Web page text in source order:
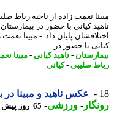
نعمت زاده از ناحیه رباط
کیانی با حضور در بیمارستان به
پایان داد. - مبینا نعمت
با حضور در ...
-ناهید کیانی-مبینا نعمت
صلیبی-کیانی
عکس ناهید و مبینا در
-ورزشی-65 روز پیش - چهارشنبه 13 خرداد 1405، 17:22